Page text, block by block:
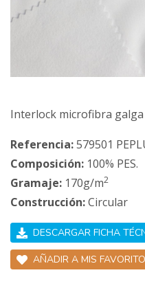
Interlock microfibra
Referencia:579501
Composición: 100% PES.
Gramaje: 170g/m2
Construcción:Circular
DESCARGAR FICHA
AÑADIR A MIS